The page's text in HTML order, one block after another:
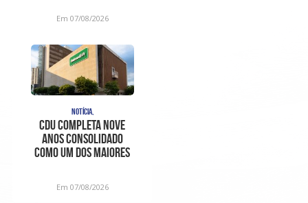
Em 07/08/2026
NOTÍCIA,
CDU completa nove
anos consolidado
como um dos maiores
Em 07/08/2026